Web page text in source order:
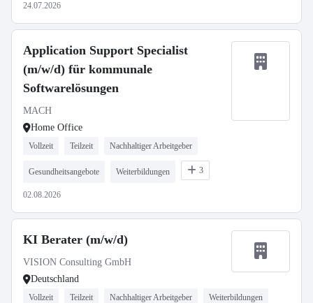
24.07.2026
Application Support Specialist
(m/w/d) für kommunale
Softwarelösungen
MACH
Home Office
Vollzeit Teilzeit Nachhaltiger Arbeitgeber
Gesundheitsangebote Weiterbildungen 3
02.08.2026
KI Berater (m/w/d)
VISION Consulting GmbH
Deutschland
Vollzeit Teilzeit Nachhaltiger Arbeitgeber Weiterbildungen